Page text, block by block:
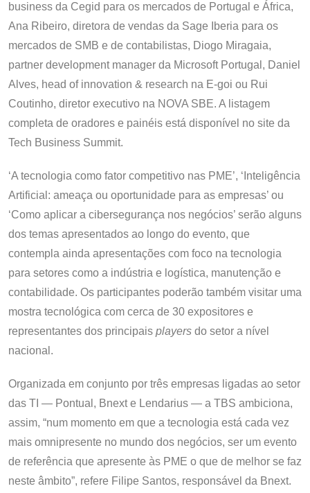
business da Cegid para os mercados de Portugal e África,
Ana Ribeiro, diretora de vendas da Sage Iberia para os
mercados de SMB e de contabilistas, Diogo Miragaia,
partner development manager da Microsoft Portugal, Daniel
Alves, head of innovation & research na E-goi ou Rui
Coutinho, diretor executivo na NOVA SBE. A listagem
completa de oradores e painéis está disponível no site da
Tech Business Summit.
‘A tecnologia como fator competitivo nas PME’, ‘Inteligência
Artificial: ameaça ou oportunidade para as empresas’ ou
‘Como aplicar a cibersegurança nos negócios’ serão alguns
dos temas apresentados ao longo do evento, que
contempla ainda apresentações com foco na tecnologia
para setores como a indústria e logística, manutenção e
contabilidade. Os participantes poderão também visitar uma
mostra tecnológica com cerca de 30 expositores e
representantes dos principais players do setor a nível
nacional.
Organizada em conjunto por três empresas ligadas ao setor
das TI — Pontual, Bnext e Lendarius — a TBS ambiciona,
assim, “num momento em que a tecnologia está cada vez
mais omnipresente no mundo dos negócios, ser um evento
de referência que apresente às PME o que de melhor se faz
neste âmbito”, refere Filipe Santos, responsável da Bnext.